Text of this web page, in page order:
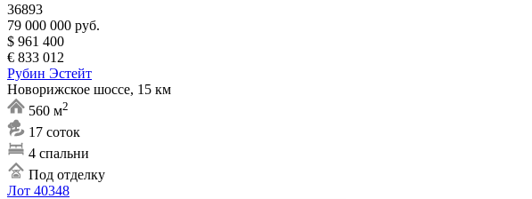
36893
79 000 000 руб.
$ 961 400
€ 833 012
Рубин Эстейт
Новорижское шоссе, 15 км
560 м2
17 соток
4 спальни
Под отделку
Лот 40348